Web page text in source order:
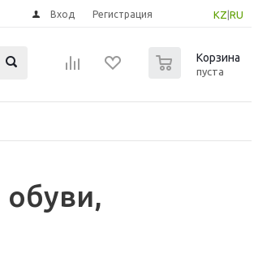
KZ RU
Вход Регистрация
Корзина
пуста
обуви,